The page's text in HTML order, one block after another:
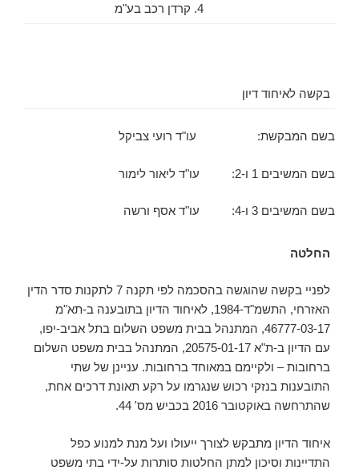
4. קרדן רכב בע"מ
בקשה לאיחוד דיון
בשם המבקשת: עו"ד רועי צביקל
בשם המשיבים 1 ו-2: עו"ד ליאור לימור
בשם המשיבים 3 ו-4: עו"ד אסף ורשה
החלטה
לפניי בקשה שהוגשה בהסכמה לפי תקנה 7 לתקנות סדר הדין
האזרחי, התשמ"ד-1984, לאיחוד הדיון בתובענה ב-תא"מ
46777-03-17, המתנהל בבית משפט השלום בתל אביב-יפו,
עם הדיון ב-ת"א 20575-01-17, המתנהל בבית משפט השלום
ברחובות – ולקיימם במאוחד ברחובות. עניינן של שתי
התובענות בנזקי רכוש שנגרמו על רקע תאונת דרכים אחת,
שהתרחשה באוקטובר 2016 בכביש מס' 44.
איחוד הדיון מתבקש לצורך ייעולו ועל מנת למנוע כפל
התדיינות וסיכון למתן החלטות סותרות על-ידי בתי משפט